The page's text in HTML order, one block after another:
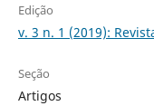
Edição
v. 3 n. 1 (2019):
Seção
Artigos